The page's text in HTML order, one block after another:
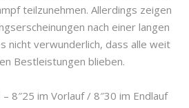
teilzunehmen. Allerdings zeigen
nach einer langen
nicht verwunderlich, dass alle weit
Bestleistungen blieben.
– 8″25 im Vorlauf / 8″30 im Endlauf